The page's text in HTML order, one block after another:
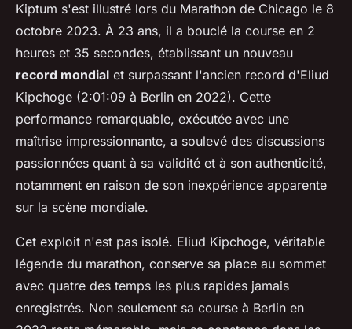
Kiptum s'est illustré lors du Marathon de Chicago le 8
octobre 2023. À 23 ans, il a bouclé la course en 2
heures et 35 secondes, établissant un nouveau
record mondial et surpassant l'ancien record d'Eliud
Kipchoge (2:01:09 à Berlin en 2022). Cette
performance remarquable, exécutée avec une
maîtrise impressionnante, a soulevé des discussions
passionnées quant à sa validité et à son authenticité,
notamment en raison de son inexpérience apparente
sur la scène mondiale.
Cet exploit n'est pas isolé. Eliud Kipchoge, véritable
légende du marathon, conserve sa place au sommet
avec quatre des temps les plus rapides jamais
enregistrés. Non seulement sa course à Berlin en